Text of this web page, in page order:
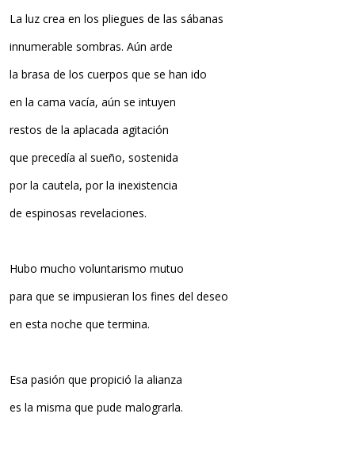
La luz crea en los pliegues de las sábanas
innumerable sombras. Aún arde
la brasa de los cuerpos que se han ido
en la cama vacía, aún se intuyen
restos de la aplacada agitación
que precedía al sueño, sostenida
por la cautela, por la inexistencia
de espinosas revelaciones.
Hubo mucho voluntarismo mutuo
para que se impusieran los fines del deseo
en esta noche que termina.
Esa pasión que propició la alianza
es la misma que pude malograrla.